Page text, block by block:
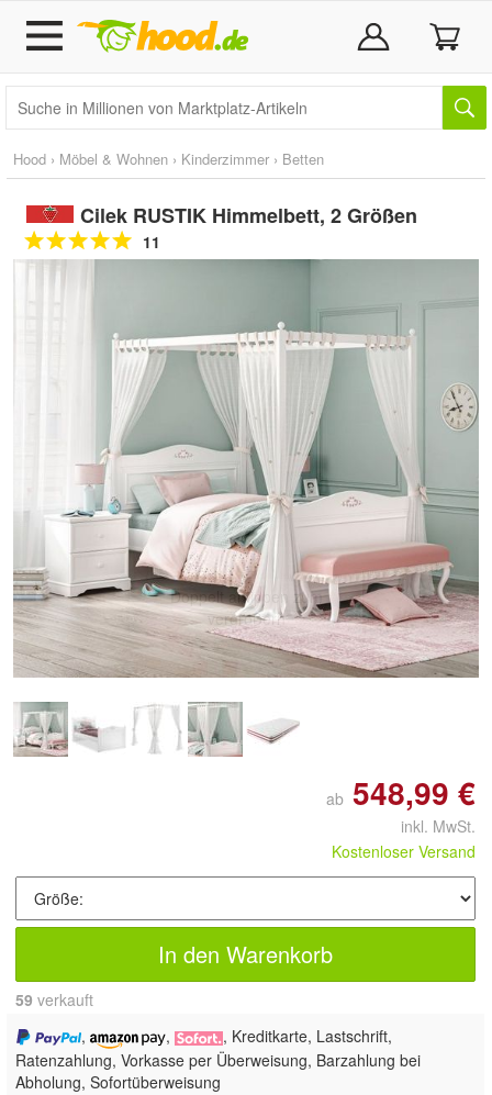
Hood › Möbel & Wohnen › Kinderzimmer › Betten
Cilek RUSTIK Himmelbett, 2 Größen
11
Doppelt antippen zum
vergrößern
ab 548,99 €
inkl. MwSt.
Kostenloser Versand
In den Warenkorb
59 verkauft
,
,
, Kreditkarte, Lastschrift,
Ratenzahlung, Vorkasse per Überweisung, Barzahlung bei
Abholung, Sofortüberweisung